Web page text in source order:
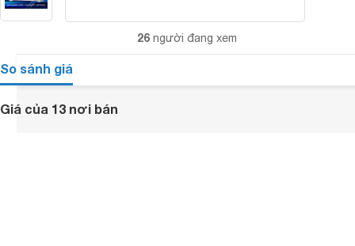
26 người đang xem
So sánh giá
Giá của 13 nơi bán